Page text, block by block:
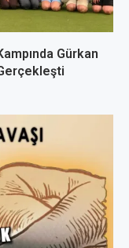
Gürkan